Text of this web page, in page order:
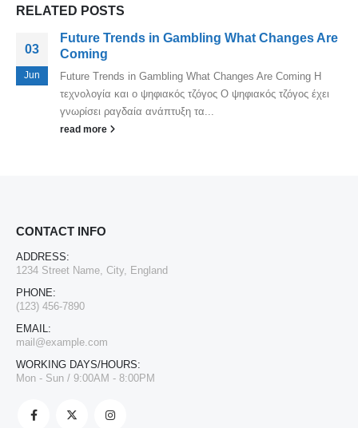
RELATED POSTS
03
Jun
Future Trends in Gambling What Changes Are
Coming
Future Trends in Gambling What Changes Are Coming Η
τεχνολογία και ο ψηφιακός τζόγος Ο ψηφιακός τζόγος έχει
γνωρίσει ραγδαία ανάπτυξη τα...
read more
CONTACT INFO
ADDRESS:
1234 Street Name, City, England
PHONE:
(123) 456-7890
EMAIL:
mail@example.com
WORKING DAYS/HOURS:
Mon - Sun / 9:00AM - 8:00PM